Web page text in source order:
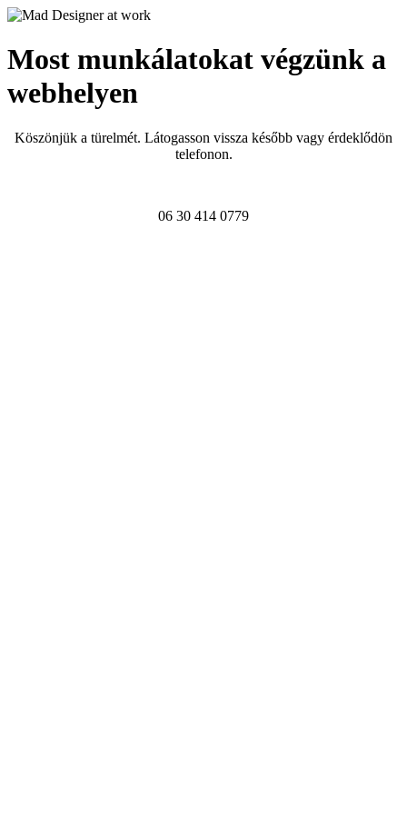
Most munkálatokat végzünk a
webhelyen
Köszönjük a türelmét. Látogasson vissza később vagy érdeklődön
telefonon.
06 30 414 0779